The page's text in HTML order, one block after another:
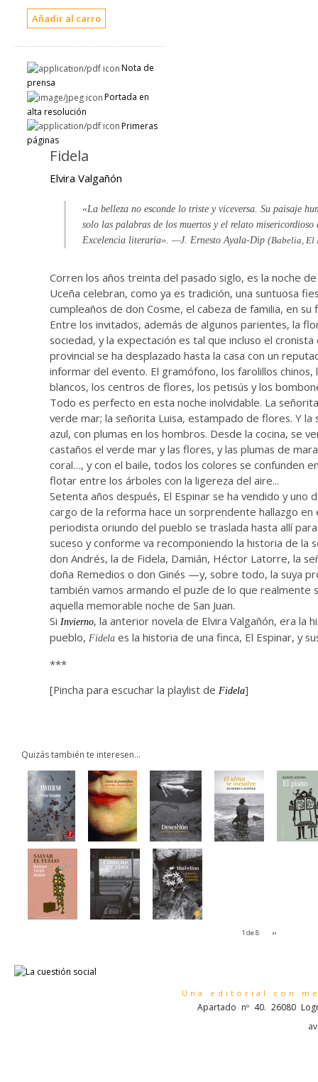
Nota de
prensa
Portada en
alta resolución
Primeras
páginas
Fidela
Elvira Valgañón
«La belleza no esconde lo triste y viceversa. Su paisaje
solo las palabras de los muertos y el relato misericordioso
Excelencia literaria». —J. Ernesto Ayala-Dip (Babelia, El
Corren los años treinta del pasado siglo, es la noche de
Uceña celebran, como ya es tradición, una suntuosa
cumpleaños de don Cosme, el cabeza de familia, en su
Entre los invitados, además de algunos parientes, la
sociedad, y la expectación es tal que incluso el
provincial se ha desplazado hasta la casa con un
informar del evento. El gramófono, los farolillos chinos,
blancos, los centros de flores, los petisús y los
Todo es perfecto en esta noche inolvidable. La
verde mar; la señorita Luisa, estampado de flores. Y la
azul, con plumas en los hombros. Desde la cocina, se
castaños el verde mar y las flores, y las plumas de
coral…, y con el baile, todos los colores se confunden
flotar entre los árboles con la ligereza del aire...
Setenta años después, El Espinar se ha vendido y uno
cargo de la reforma hace un sorprendente hallazgo en
periodista oriundo del pueblo se traslada hasta allí
suceso y conforme va recomponiendo la historia de la
don Andrés, la de Fidela, Damián, Héctor Latorre, la
doña Remedios o don Ginés —y, sobre todo, la suya
también vamos armando el puzle de lo que realmente
aquella memorable noche de San Juan.
Si Invierno, la anterior novela de Elvira Valgañón, era la
pueblo, Fidela es la historia de una finca, El Espinar, y
***
[Pincha para escuchar la playlist de Fidela]
Quizás también te interesen...
1 de 8 ››
Una editorial con
Apartado nº 40. 26080